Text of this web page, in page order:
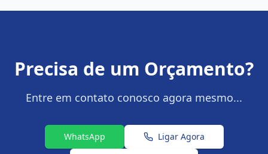
Precisa de um Orçamento?
Entre em contato conosco agora mesmo...
WhatsApp Ligar Agora